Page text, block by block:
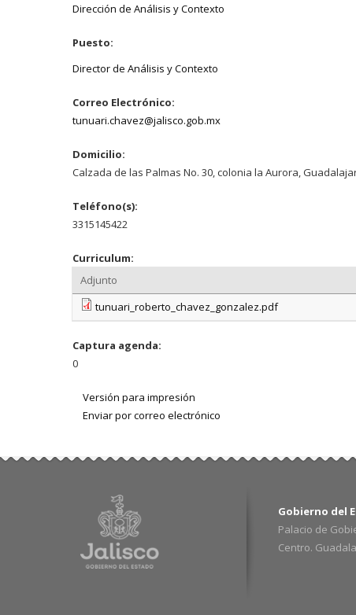
Dirección de Análisis y Contexto
Puesto:
Director de Análisis y Contexto
Correo Electrónico:
tunuari.chavez@jalisco.gob.mx
Domicilio:
Calzada de las Palmas No. 30, colonia la Aurora,
Teléfono(s):
3315145422
Curriculum:
Adjunto
tunuari_roberto_chavez_gonzalez.pdf
Captura agenda:
0
Versión para impresión
Enviar por correo electrónico
Gobierno del
Palacio de
Centro.